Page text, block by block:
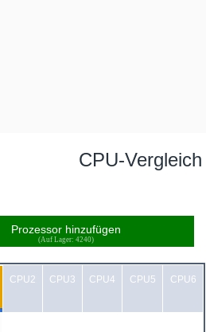
CPU-Vergleich
Prozessor hinzufügen
(Auf Lager: 4240)
CPU2 CPU3 CPU4 CPU5 CPU6